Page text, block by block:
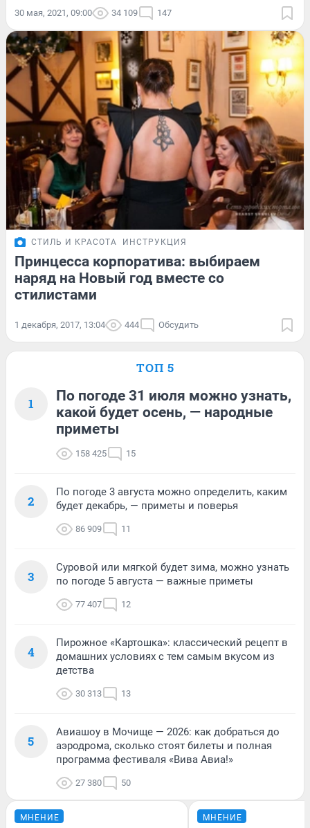
30 мая, 2021, 09:00 34 109 147
СТИЛЬ И КРАСОТА ИНСТРУКЦИЯ
Принцесса корпоратива: выбираем
наряд на Новый год вместе со
стилистами
1 декабря, 2017, 13:04 444 Обсудить
ТОП 5
1
По погоде 31 июля можно узнать,
какой будет осень, — народные
приметы
158 425 15
2
По погоде 3 августа можно определить, каким
будет декабрь, — приметы и поверья
86 909 11
3
Суровой или мягкой будет зима, можно узнать
по погоде 5 августа — важные приметы
77 407 12
4
Пирожное «Картошка»: классический рецепт в
домашних условиях с тем самым вкусом из
детства
30 313 13
5
Авиашоу в Мочище — 2026: как добраться до
аэродрома, сколько стоят билеты и полная
программа фестиваля «Вива Авиа!»
27 380 50
МНЕНИЕ МНЕНИЕ